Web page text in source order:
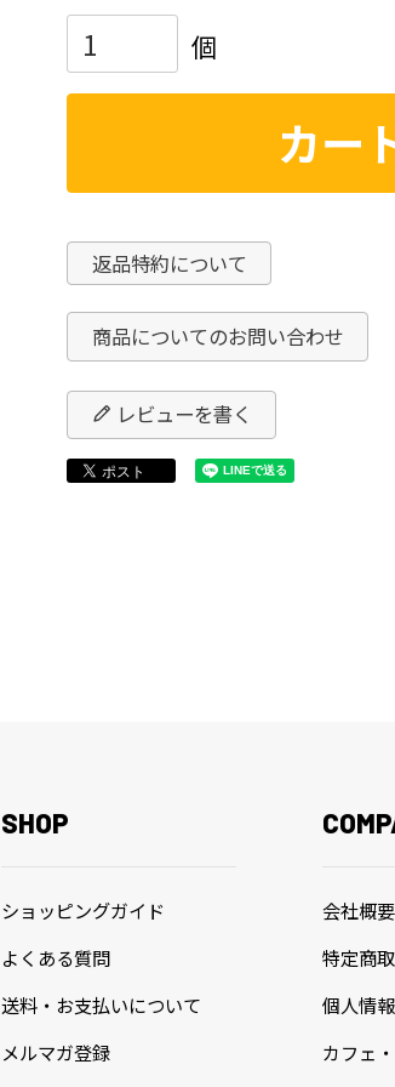
カー
返品特約について
商品についてのお問い合わせ
レビューを書く
SHOP
ショッピングガイド
よくある質問
送料・お支払いについて
メルマガ登録
会社概要
特定商
個人情
カフェ